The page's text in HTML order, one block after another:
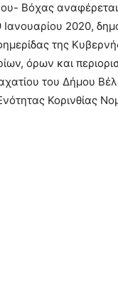
Βόχας
2020,
της
όρων και
του Δήμου
Κορινθίας